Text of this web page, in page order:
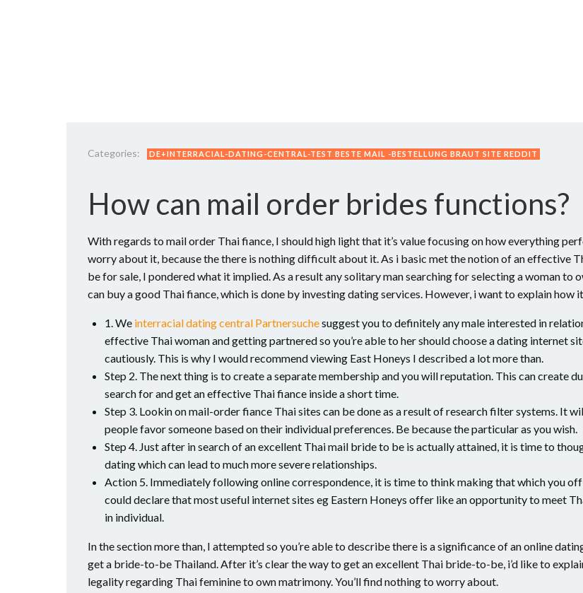
Categories: DE+INTERRACIAL-DATING-CENTRAL-TEST BESTE MAIL -BESTELLUNG BRAUT SITE REDDIT
How can mail order brides functions?
With regards to mail order Thai fiance, I should high light that it’s value focusing on how everything
worry about it, because the there is nothing difficult about it. As i basic met the notion of an effective
be for sale, I pondered what it implied. As a result any solitary man searching for selecting a woman to
can buy a good Thai fiance, which is done by investing dating services. However, i want to explain how
1. We interracial dating central Partnersuchesuggest you to definitely any male interested in
effective Thai woman and getting partnered so you’re able to her should choose a dating internet
cautiously. This is why I would recommend viewing East Honeys I described a lot more than.
Step 2. The next thing is to create a separate membership and you will reputation. This can create
search for and get an effective Thai fiance inside a short time.
Step 3. Lookin on mail-order fiance Thai sites can be done as a result of research filter systems. It
people favor someone based on their individual preferences. Be because the particular as you wish.
Step 4. Just after in search of an excellent Thai mail bride to be is actually attained, it is time to
dating which can lead to much more severe relationships.
Action 5. Immediately following online correspondence, it is time to think making that which you
could declare that most useful internet sites eg Eastern Honeys offer like an opportunity to meet
in individual.
In the section more than, I attempted so you’re able to describe there is a significance of an online
get a bride-to-be Thailand. After it’s clear the way to get an excellent Thai bride-to-be, i’d like to
legality regarding Thai feminine to own matrimony. You’ll find nothing to worry about.